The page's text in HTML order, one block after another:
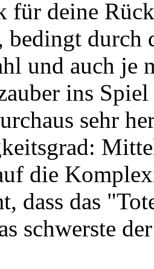
für deine
bedingt durch
und auch je
ins
sehr
die
dass das
schwerste